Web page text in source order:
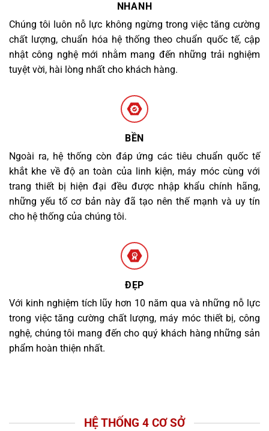
NHANH
Chúng tôi luôn nỗ lực không ngừng trong việc tăng cường
chất lượng, chuẩn hóa hệ thống theo chuẩn quốc tế, cập
nhật công nghệ mới nhằm mang đến những trải nghiệm
tuyệt vời, hài lòng nhất cho khách hàng.
BỀN
Ngoài ra, hệ thống còn đáp ứng các tiêu chuẩn quốc tế
khắt khe về độ an toàn của linh kiện, máy móc cùng với
trang thiết bị hiện đại đều được nhập khẩu chính hãng,
những yếu tố cơ bản này đã tạo nên thế mạnh và uy tín
cho hệ thống của chúng tôi.
ĐẸP
Với kinh nghiệm tích lũy hơn 10 năm qua và những nỗ lực
trong việc tăng cường chất lượng, máy móc thiết bị, công
nghệ, chúng tôi mang đến cho quý khách hàng những sản
phẩm hoàn thiện nhất.
HỆ THỐNG 4 CƠ SỞ